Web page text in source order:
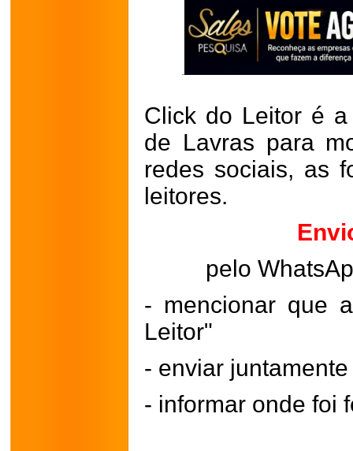
Click do Leitor é
de Lavras para
redes sociais, as
leitores.
pelo
- mencionar que
Leitor"
- enviar
- informar onde foi